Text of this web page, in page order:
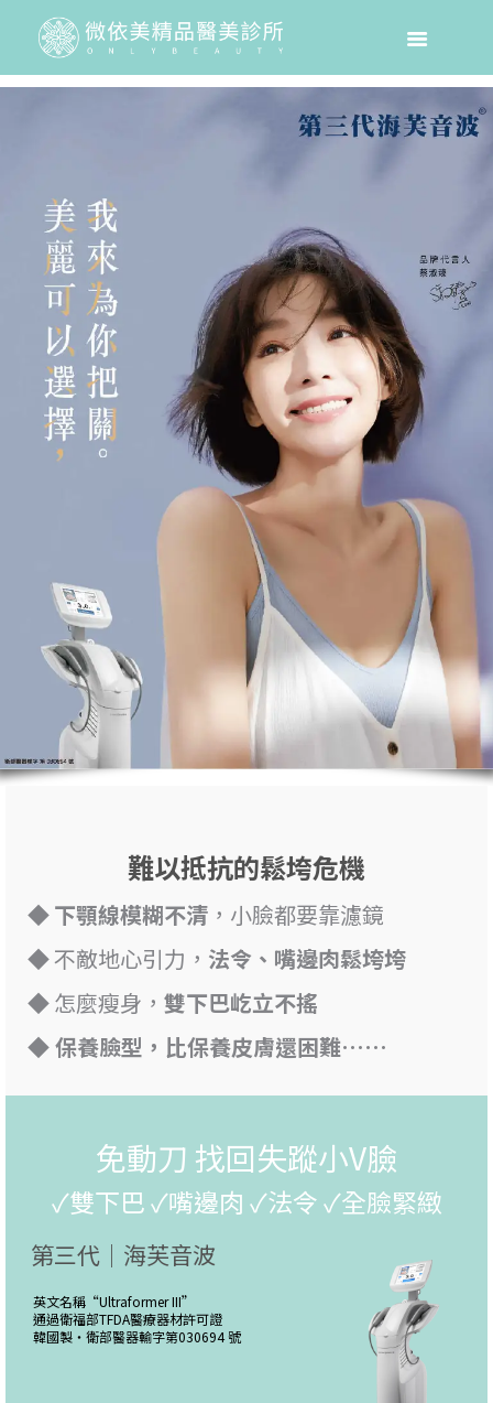
難以抵抗的鬆垮危機
◆下顎線模糊不清 ，小臉都要靠濾鏡
◆ 不敵地心引力， 法令、嘴邊肉鬆垮垮
◆ 怎麼瘦身， 雙下巴屹立不搖
◆ 保養臉型，比保養皮膚還困難……
免動刀 找回失蹤小V臉
✓雙下巴 ✓嘴邊肉 ✓法令 ✓全臉緊緻
第三代｜海芙音波
英文名稱“Ultraformer III”
通過衛福部TFDA醫療器材許可證
韓國製・ 衛部醫器輸字第030694 號